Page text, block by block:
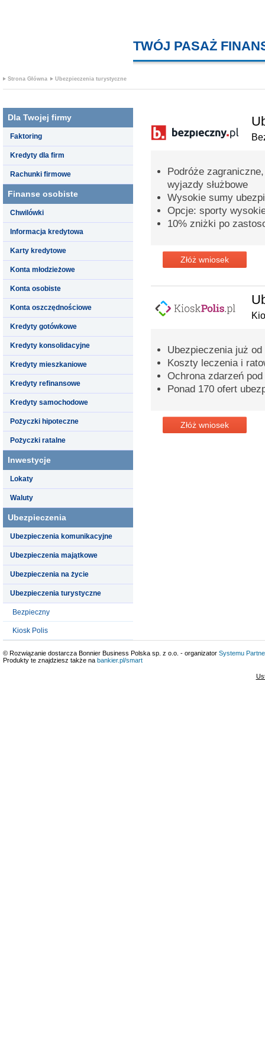
TWÓJ PASAŻ
Strona Główna Ubezpieczenia turystyczne
Dla Twojej firmy
Faktoring
Kredyty dla firm
Rachunki firmowe
Finanse osobiste
Chwilówki
Informacja kredytowa
Karty kredytowe
Konta młodzieżowe
Konta osobiste
Konta oszczędnościowe
Kredyty gotówkowe
Kredyty konsolidacyjne
Kredyty mieszkaniowe
Kredyty refinansowe
Kredyty samochodowe
Pożyczki hipoteczne
Pożyczki ratalne
Inwestycje
Lokaty
Waluty
Ubezpieczenia
Ubezpieczenia komunikacyjne
Ubezpieczenia majątkowe
Ubezpieczenia na życie
Ubezpieczenia turystyczne
Bezpieczny
Kiosk Polis
Podróże
wyjazdy służbowe
Wysokie sumy
Opcje: sporty
10% zniżki po
Złóż wniosek
Ubezpieczenia już od
Koszty leczenia i
Ochrona zdarzeń pod
Ponad 170 ofert
Złóż wniosek
© Rozwiązanie dostarcza Bonnier Business Polska sp. z o.o. - organizator Systemu
Produkty te znajdziesz także na bankier.pl/smart